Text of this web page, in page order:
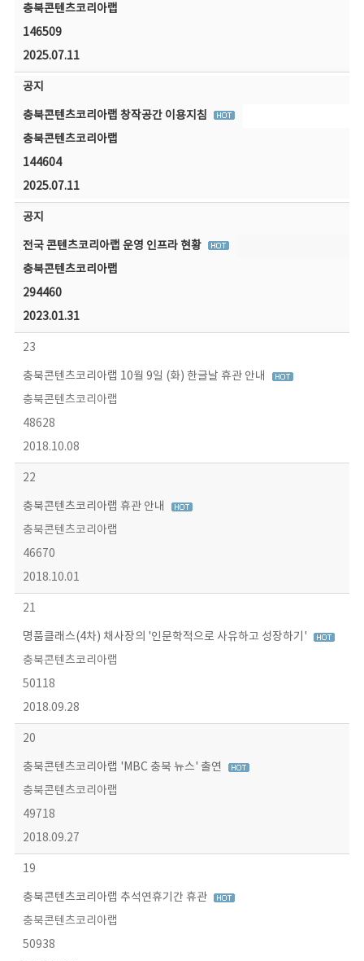
충북콘텐츠코리아랩
146509
2025.07.11
공지
충북콘텐츠코리아랩 창작공간 이용지침
충북콘텐츠코리아랩
144604
2025.07.11
공지
전국 콘텐츠코리아랩 운영 인프라 현황
충북콘텐츠코리아랩
294460
2023.01.31
23
충북콘텐츠코리아랩 10월 9일 (화) 한글날 휴관 안내
충북콘텐츠코리아랩
48628
2018.10.08
22
충북콘텐츠코리아랩 휴관 안내
충북콘텐츠코리아랩
46670
2018.10.01
21
명품클래스(4차) 채사장의 '인문학적으로 사유하고 성장하기'
충북콘텐츠코리아랩
50118
2018.09.28
20
충북콘텐츠코리아랩 'MBC 충북 뉴스' 출연
충북콘텐츠코리아랩
49718
2018.09.27
19
충북콘텐츠코리아랩 추석연휴기간 휴관
충북콘텐츠코리아랩
50938